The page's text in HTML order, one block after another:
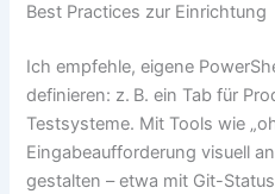
Best Practices zur Einrichtung
Ich empfehle, eigene
definieren: z. B. ein Tab für
Testsysteme. Mit Tools wie
Eingabeaufforderung visuell
gestalten – etwa mit Git-